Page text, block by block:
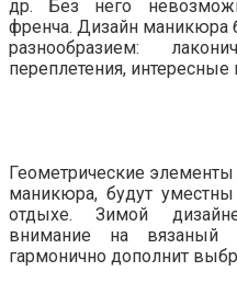
др. Без него
френча. Дизайн маникюра
разнообразием:
переплетения,
Геометрические
маникюра, будут
отдыхе. Зимой
внимание на вязаный
гармонично дополнит